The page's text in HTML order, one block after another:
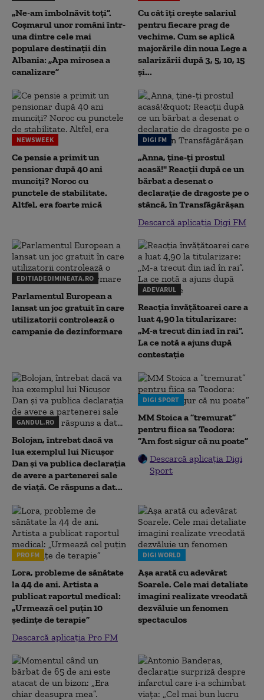
„Ne-am îmbolnăvit toți”.
Coșmarul unor români într-
una dintre cele mai
populare destinații din
Albania: „Apa mirosea a
canalizare”
Cu cât îți crește salariul
pentru fiecare prag de
vechime. Cum se aplică
majorările din noua Lege a
salarizării după 3, 5, 10, 15
și...
NEWSWEEK
Ce pensie a primit un
pensionar după 40 ani
munciți? Noroc cu
punctele de stabilitate.
Altfel, era foarte mică
DIGI FM
„Anna, ţine-ţi prostul
acasă!" Reacţii după ce un
bărbat a desenat o
declaraţie de dragoste pe o
stâncă, în Transfăgărăşan
Descarcă aplicația Digi FM
EDITIADEDIMINEATA.RO
Parlamentul European a
lansat un joc gratuit în care
utilizatorii controlează o
campanie de dezinformare
ADEVARUL
Reacția învățătoarei care a
luat 4,90 la titularizare:
„M-a trecut din iad în rai”.
La ce notă a ajuns după
contestație
GANDUL.RO
Bolojan, întrebat dacă va
lua exemplul lui Nicușor
Dan și va publica declarația
de avere a partenerei sale
de viață. Ce răspuns a dat...
DIGI SPORT
MM Stoica a ”tremurat”
pentru fiica sa Teodora:
”Am fost sigur că nu poate”
Descarcă aplicația Digi
Sport
PRO FM
Lora, probleme de sănătate
la 44 de ani. Artista a
publicat raportul medical:
„Urmează cel puțin 10
ședințe de terapie”
Descarcă aplicația Pro FM
DIGI WORLD
Așa arată cu adevărat
Soarele. Cele mai detaliate
imagini realizate vreodată
dezvăluie un fenomen
spectaculos